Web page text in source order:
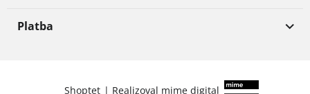
Platba
Shoptet | Realizoval mime digital